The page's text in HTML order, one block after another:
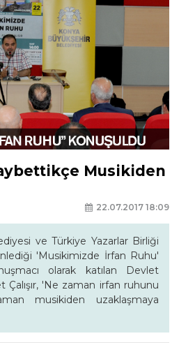
Musikiden
22.07.2017 18:09
ve Türkiye Yazarlar Birliği
'Musikimizde İrfan Ruhu'
olarak katılan Devlet
Çalışır, 'Ne zaman irfan ruhunu
musikiden uzaklaşmaya